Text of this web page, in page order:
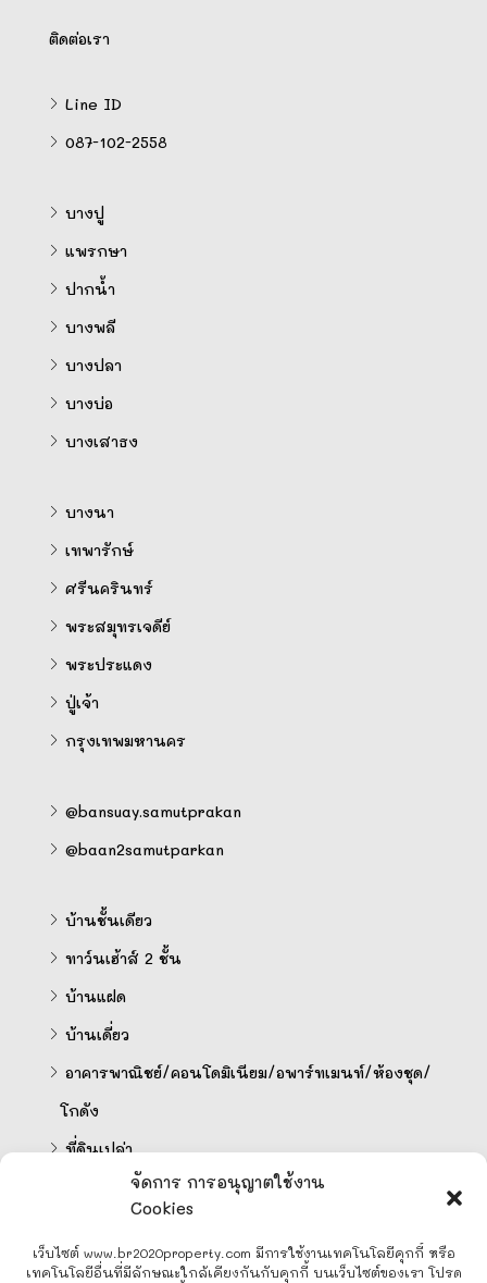
จัดการ การอนุญาตใช้งาน
Cookies
เว็บไซต์ www.br2020property.com มีการใช้งานเทคโนโลยีคุกกี้ หรือ
เทคโนโลยีอื่นที่มีลักษณะใกล้เคียงกันกับคุกกี้ บนเว็บไซต์ของเรา โปรด
ติดต่อเรา
Line ID
087-102-2558
บางปู
แพรกษา
ปากน้ำ
บางพลี
บางปลา
บางบ่อ
บางเสาธง
บางนา
เทพารักษ์
ศรีนครินทร์
พระสมุทรเจดีย์
พระประแดง
ปู่เจ้า
กรุงเทพมหานคร
@bansuay.samutprakan
@baan2samutparkan
บ้านชั้นเดียว
ทาว์นเฮ้าส์ 2 ชั้น
บ้านแฝด
บ้านเดี่ยว
อาคารพาณิชย์/คอนโดมิเนียม/อพาร์ทเมนท์/ห้องชุด/
โกดัง
ที่ดินเปล่า
คำนวนสินเชื่อออนไลน์